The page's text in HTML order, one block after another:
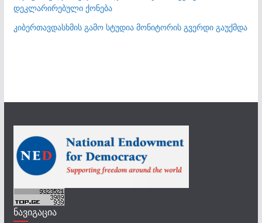
დეკლარირებული ქონება
კიბერთავდასხმის გამო სტუდია მონიტორის გვერდი გაუქმდა
ნავიგაცია